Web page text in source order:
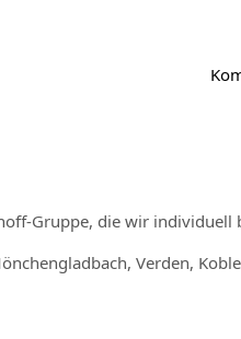
Gruppe, die wir individuell
Verden,